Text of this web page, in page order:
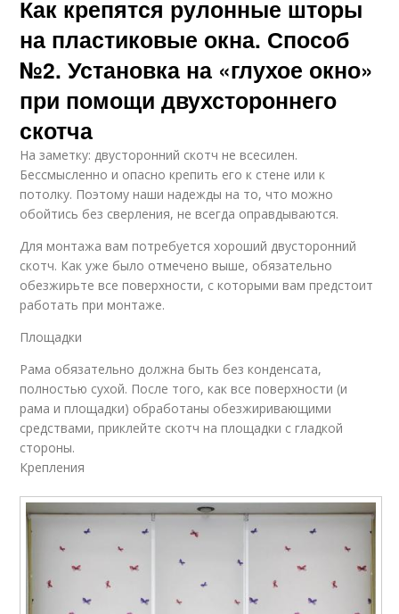
Как крепятся рулонные шторы
на пластиковые окна. Способ
№2. Установка на «глухое окно»
при помощи двухстороннего
скотча
На заметку: двусторонний скотч не всесилен.
Бессмысленно и опасно крепить его к стене или к
потолку. Поэтому наши надежды на то, что можно
обойтись без сверления, не всегда оправдываются.
Для монтажа вам потребуется хороший двусторонний
скотч. Как уже было отмечено выше, обязательно
обезжирьте все поверхности, с которыми вам предстоит
работать при монтаже.
Площадки
Рама обязательно должна быть без конденсата,
полностью сухой. После того, как все поверхности (и
рама и площадки) обработаны обезжиривающими
средствами, приклейте скотч на площадки с гладкой
стороны.
Крепления